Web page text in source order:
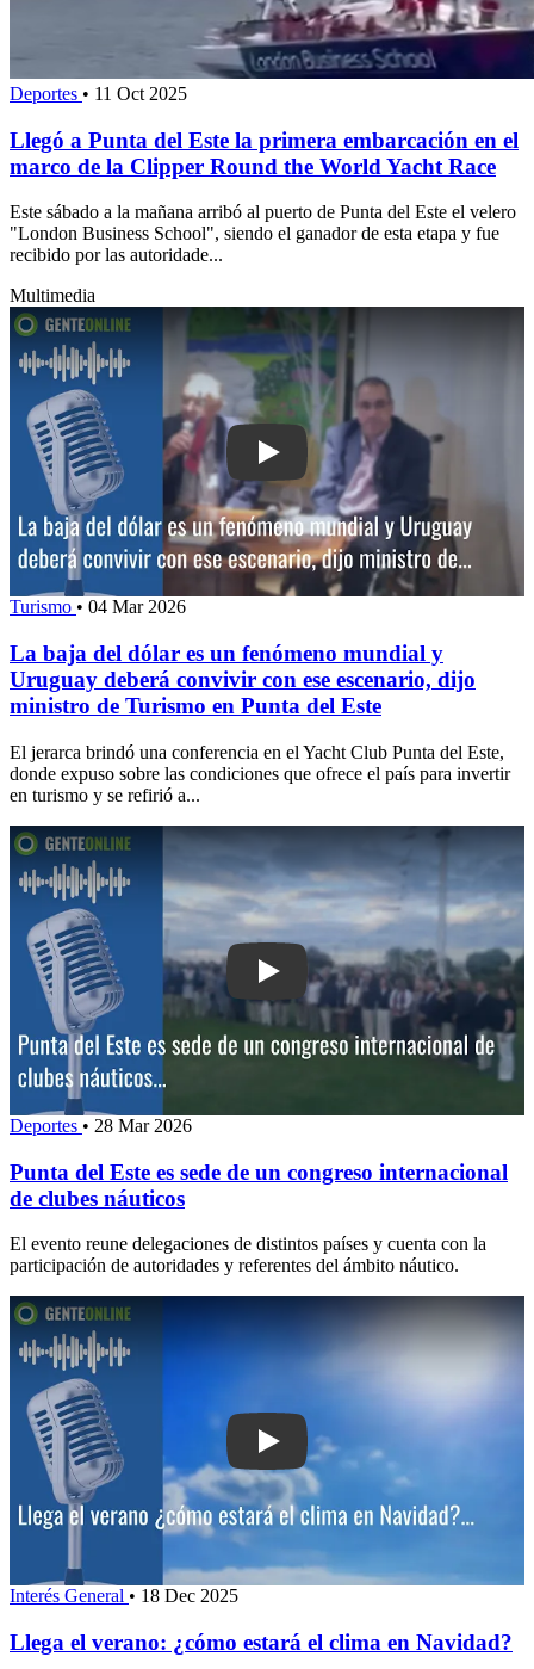
Deportes • 11 Oct 2025
Llegó a Punta del Este la primera embarcación en el
marco de la Clipper Round the World Yacht Race
Este sábado a la mañana arribó al puerto de Punta del Este el velero
"London Business School", siendo el ganador de esta etapa y fue
recibido por las autoridade...
Multimedia
Play: La baja del dólar es un
Turismo • 04 Mar 2026
La baja del dólar es un fenómeno mundial y
Uruguay deberá convivir con ese escenario, dijo
ministro de Turismo en Punta del Este
El jerarca brindó una conferencia en el Yacht Club Punta del Este,
donde expuso sobre las condiciones que ofrece el país para invertir
en turismo y se refirió a...
Play: Punta del Este es sede de un
Deportes • 28 Mar 2026
Punta del Este es sede de un congreso internacional
de clubes náuticos
El evento reune delegaciones de distintos países y cuenta con la
participación de autoridades y referentes del ámbito náutico.
Play: Llega el verano: ¿cómo estará
Interés General • 18 Dec 2025
Llega el verano: ¿cómo estará el clima en Navidad?